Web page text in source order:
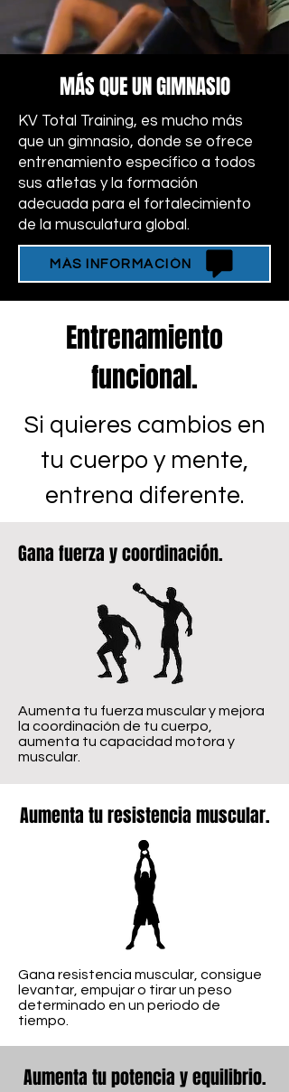
MÁS QUE UN GIMNASIO
KV Total Training, es mucho más
que un gimnasio, donde se ofrece
entrenamiento específico a todos
sus atletas y la formación
adecuada para el fortalecimiento
de la musculatura global .
MÁS INFORMACIÓN
Entrenamiento
funcional.
Si quieres cambios en
tu cuerpo y mente,
entrena diferente.
Gana fuerza y coordinación.
Aumenta tu fuerza muscular y mejora
la coordinación de tu cuerpo,
aumenta tu capacidad motora y
muscular.
Aumenta tu resistencia muscular.
Gana resistencia muscular, consigue
levantar, empujar o tirar un peso
determinado en un periodo de
tiempo.
Aumenta tu potencia y equilibrio.